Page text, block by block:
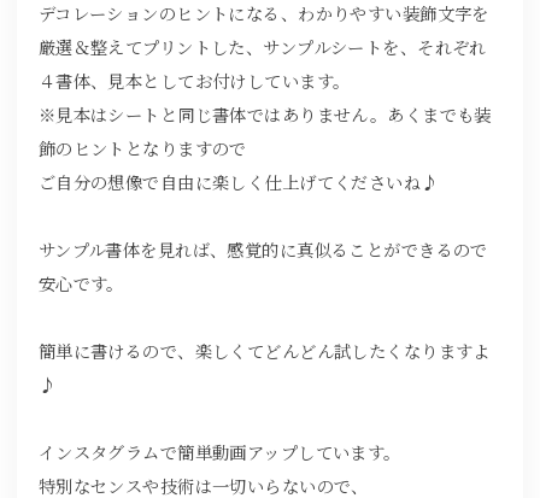
デコレーションのヒントになる、わかりやすい装飾文字を
厳選＆整えてプリントした、サンプルシートを、それぞれ
４書体、見本としてお付けしています。
※見本はシートと同じ書体ではありません。あくまでも装
飾のヒントとなりますので
ご自分の想像で自由に楽しく仕上げてくださいね♪
サンプル書体を見れば、感覚的に真似ることができるので
安心です。
簡単に書けるので、楽しくてどんどん試したくなりますよ
♪
インスタグラムで簡単動画アップしています。
特別なセンスや技術は一切いらないので、